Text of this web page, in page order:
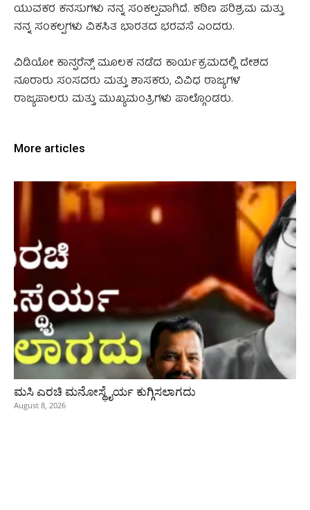
ಯುವಕರ ಕನಸುಗಳು ನನ್ನ ಸಂಕಲ್ಪವಾಗಿದೆ. ಕಠಿಣ ಪರಿಶ್ರಮ ಮತ್ತು
ನನ್ನ ಸಂಕಲ್ಪಗಳು ವಿಕಸಿತ ಭಾರತದ ಭರವಸೆ ಎಂದರು.
ವಿಡಿಯೋ ಕಾನ್ಫರೆನ್ಸ್‌ ಮೂಲಕ ನಡೆದ ಕಾರ್ಯಕ್ರಮದಲ್ಲಿ ದೇಶದ
ನೂರಾರು ಸಂಸದರು ಮತ್ತು ಶಾಸಕರು, ವಿವಿಧ ರಾಜ್ಯಗಳ
ರಾಜ್ಯಪಾಲರು ಮತ್ತು ಮುಖ್ಯಮಂತ್ರಿಗಳು ಪಾಲ್ಗೊಂಡರು.
More articles
ಮಸಿ ಎರಚಿ ಮನೋಸ್ಥೈರ್ಯ ಕುಗ್ಗಿಸಲಾಗದು
August 8, 2026